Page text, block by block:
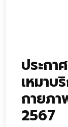
ประก
เหมาบ
กายภ
2567